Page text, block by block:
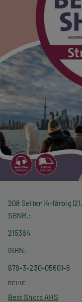
208 Seiten 4-färbig
SBNR.
215364
ISBN
978-3-230-05601-6
REIHE
Best Shots AHS